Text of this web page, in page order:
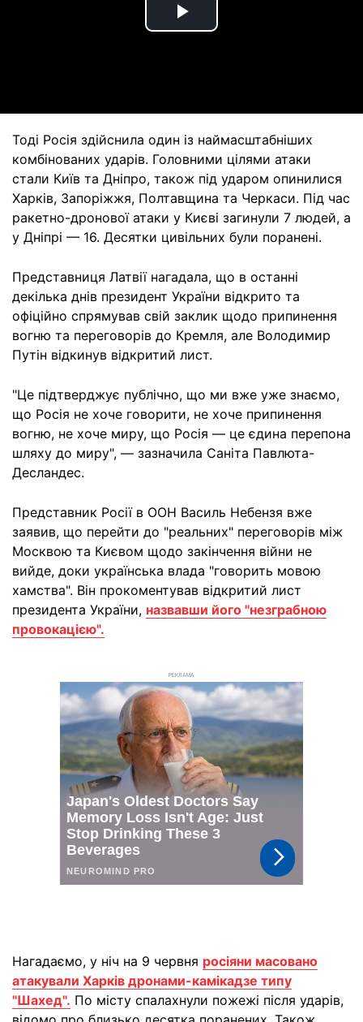
Play
Тоді Росія здійснила один із наймасштабніших
комбінованих ударів. Головними цілями атаки
стали Київ та Дніпро, також під ударом опинилися
Харків, Запоріжжя, Полтавщина та Черкаси. Під час
ракетно-дронової атаки у Києві загинули 7 людей, а
у Дніпрі — 16. Десятки цивільних були поранені.
Представниця Латвії нагадала, що в останні
декілька днів президент України відкрито та
офіційно спрямував свій заклик щодо припинення
вогню та переговорів до Кремля, але Володимир
Путін відкинув відкритий лист.
"Це підтверджує публічно, що ми вже уже знаємо,
що Росія не хоче говорити, не хоче припинення
вогню, не хоче миру, що Росія — це єдина перепона
шляху до миру", — зазначила Саніта Павлюта-
Десландес.
Представник Росії в ООН Василь Небензя вже
заявив, що перейти до "реальних" переговорів між
Москвою та Києвом щодо закінчення війни не
вийде, доки українська влада "говорить мовою
хамства". Він прокоментував відкритий лист
президента України, назвавши його "незграбною
провокацією".
РЕКЛАМА
Нагадаємо, у ніч на 9 червня росіяни масовано
атакували Харків дронами-камікадзе типу
"Шахед". По місту спалахнули пожежі після ударів,